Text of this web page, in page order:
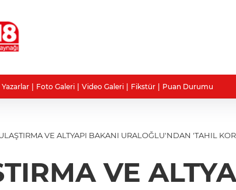
Yazarlar Foto Galeri Video Galeri Fikstür Puan Durumu
VE ALTYAPI BAKANI URALOĞLU'NDAN 'TAHIL
VE